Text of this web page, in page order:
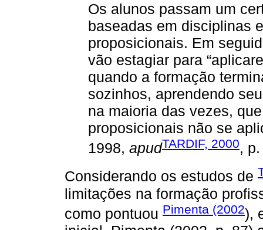
Os alunos passam um
baseadas em disciplinas
proposicionais. Em
vão estagiar para
quando a formação
sozinhos, aprendendo
na maioria das vezes,
proposicionais não se
1998, apudTARDIF, 2000,
Considerando os estudos de
limitações na formação
como pontuou Pimenta (2002),